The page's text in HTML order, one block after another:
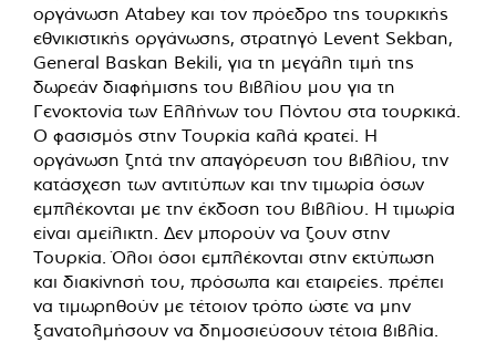
οργάνωση Atabey και τον πρόεδρο της τουρκικής
εθνικιστικής οργάνωσης, στρατηγό Levent Sekban,
General Baskan Bekili, για τη μεγάλη τιμή της
δωρεάν διαφήμισης του βιβλίου μου για τη
Γενοκτονία των Ελλήνων του Πόντου στα τουρκικά.
Ο φασισμός στην Τουρκία καλά κρατεί. Η
οργάνωση ζητά την απαγόρευση του βιβλίου, την
κατάσχεση των αντιτύπων και την τιμωρία όσων
εμπλέκονται με την έκδοση του βιβλίου. Η τιμωρία
είναι αμείλικτη. Δεν μπορούν να ζουν στην
Τουρκία. Όλοι όσοι εμπλέκονται στην εκτύπωση
και διακίνησή του, πρόσωπα και εταιρείες. πρέπει
να τιμωρηθούν με τέτοιον τρόπο ώστε να μην
ξανατολμήσουν να δημοσιεύσουν τέτοια βιβλία.